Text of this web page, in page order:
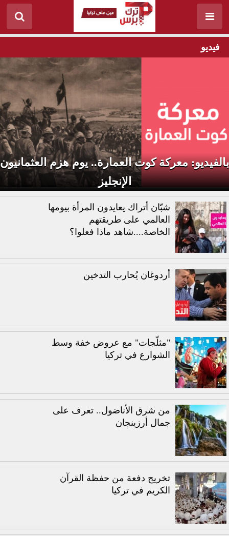
فيديو
بالفيديو: معركة كوت العمارة.. يوم هزم العثمانيون
الإنجليز
شبّان أتراك يعايدون المرأة بيومها
العالمي على طريقتهم
الخاصة....شاهد ماذا فعلوا؟
أردوغان يُحارب التدخين
"مثلّجات" مع عروض خفة وسط
الشوارع في تركيا
من شرق الأناضول.. تعرف على
جمال أرزينجان
تخريج دفعة من حفظة القرآن
الكريم في تركيا